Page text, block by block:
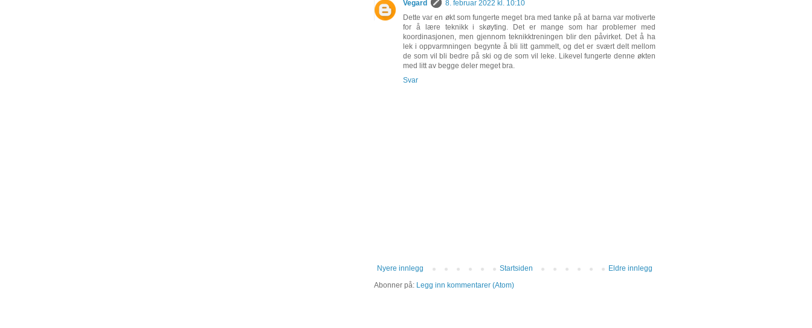
Vegard
8. februar 2022 kl. 10:10
Dette var en økt som fungerte meget bra med tanke på at barna var motiverte
for å lære teknikk i skøyting. Det er mange som har problemer med
koordinasjonen, men gjennom teknikktreningen blir den påvirket. Det å ha
lek i oppvarmningen begynte å bli litt gammelt, og det er svært delt mellom
de som vil bli bedre på ski og de som vil leke. Likevel fungerte denne økten
med litt av begge deler meget bra.
Svar
Nyere innlegg Eldre innlegg
Startsiden
Abonner på: Legg inn kommentarer (Atom)